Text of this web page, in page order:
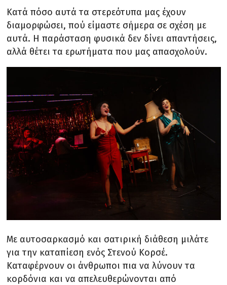
Κατά πόσο αυτά τα στερεότυπα μας έχουν
διαμορφώσει, πού είμαστε σήμερα σε σχέση με
αυτά. Η παράσταση φυσικά δεν δίνει απαντήσεις,
αλλά θέτει τα ερωτήματα που μας απασχολούν.
Με αυτοσαρκασμό και σατιρική διάθεση μιλάτε
για την καταπίεση ενός Στενού Κορσέ.
Καταφέρνουν οι άνθρωποι πια να λύνουν τα
κορδόνια και να απελευθερώνονται από